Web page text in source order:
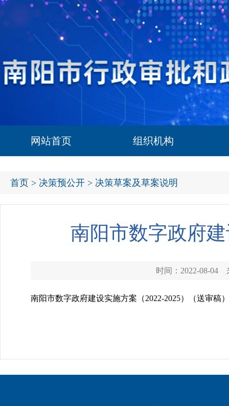
网站首页 组织机构
首页 > 决策预公开 > 决策草案及草案说明
南阳市数字政府
时间：2022-08-04
南阳市数字政府建设实施方案（2022-2025）（送审稿）